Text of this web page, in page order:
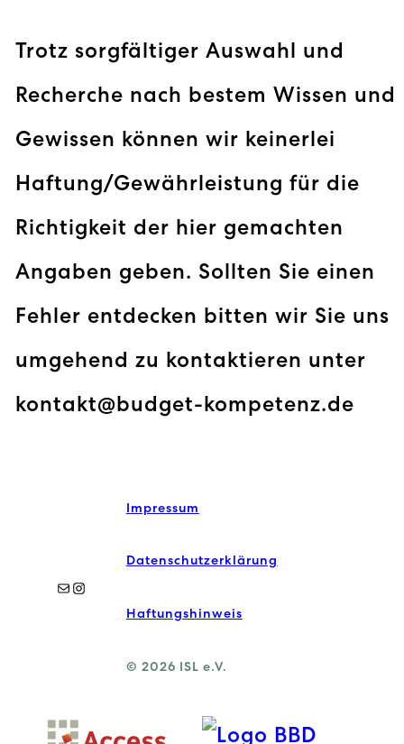
Trotz sorgfältiger Auswahl und
Recherche nach bestem Wissen und
Gewissen können wir keinerlei
Haftung/Gewährleistung für die
Richtigkeit der hier gemachten
Angaben geben. Sollten Sie einen
Fehler entdecken bitten wir Sie uns
umgehend zu kontaktieren unter
kontakt@budget-kompetenz.de
E-MailInstagram
Impressum
Datenschutzerklärung
Haftungshinweis
© 2026 ISL e.V.